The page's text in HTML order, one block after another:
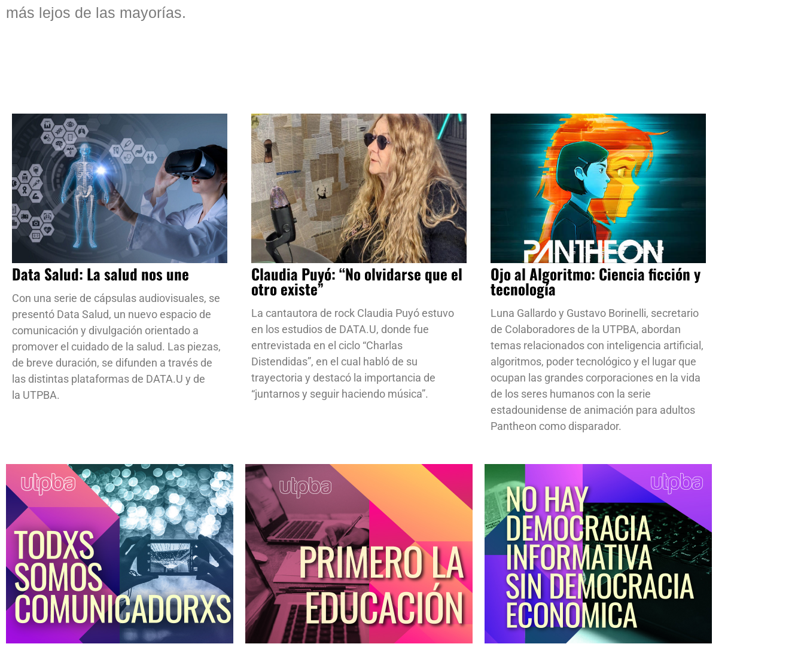
más lejos de las mayorías.
Data Salud: La salud nos une
Con una serie de cápsulas audiovisuales, se
presentó Data Salud, un nuevo espacio de
comunicación y divulgación orientado a
promover el cuidado de la salud. Las piezas,
de breve duración, se difunden a través de
las distintas plataformas de DATA.U y de
la UTPBA.
Claudia Puyó: “No olvidarse que el
otro existe”
La cantautora de rock Claudia Puyó estuvo
en los estudios de DATA.U, donde fue
entrevistada en el ciclo “Charlas
Distendidas”, en el cual habló de su
trayectoria y destacó la importancia de
“juntarnos y seguir haciendo música”.
Ojo al Algoritmo: Ciencia ficción y
tecnología
Luna Gallardo y Gustavo Borinelli, secretario
de Colaboradores de la UTPBA, abordan
temas relacionados con inteligencia artificial,
algoritmos, poder tecnológico y el lugar que
ocupan las grandes corporaciones en la vida
de los seres humanos con la serie
estadounidense de animación para adultos
Pantheon como disparador.